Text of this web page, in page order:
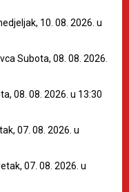
10. 08. 2026. u
Subota, 08. 08. 2026.
08. 08. 2026. u 13:30
07. 08. 2026. u
07. 08. 2026. u